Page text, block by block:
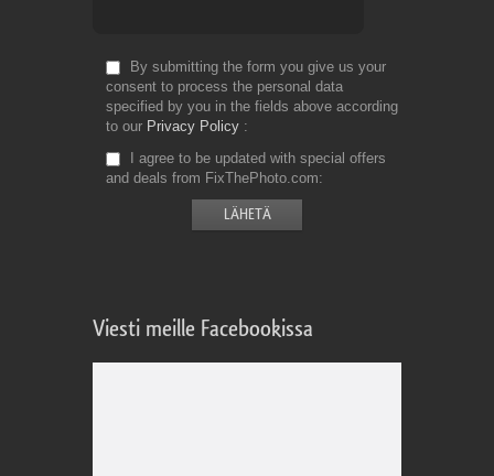
By submitting the form you give us your
consent to process the personal data
specified by you in the fields above according
to our Privacy Policy
I agree to be updated with special offers
and deals from FixThePhoto.com
Viesti meille Facebookissa